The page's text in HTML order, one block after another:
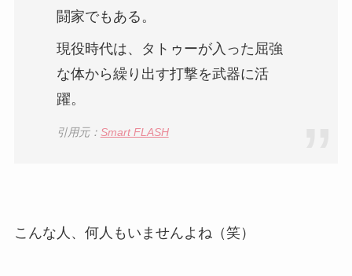
闘家でもある。
現役時代は、タトゥーが入った屈強
な体から繰り出す打撃を武器に活
躍。
引用元： Smart FLASH
こんな人、何人もいませんよね（笑）